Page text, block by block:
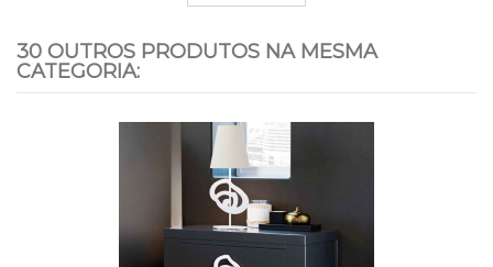
30 OUTROS PRODUTOS NA MESMA
CATEGORIA: